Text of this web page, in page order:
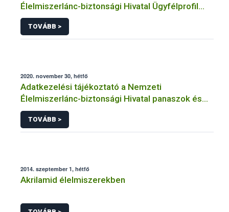
Élelmiszerlánc-biztonsági Hivatal Ügyfélprofil
Rendszerben kistermelői tevékenység
témakörben intézhető közhatalmi eljárásaihoz
kapcsolódó adatkezeléséhez
TOVÁBB >
2020. november 30, hétfő
Adatkezelési tájékoztató a Nemzeti
Élelmiszerlánc-biztonsági Hivatal panaszok és
közérdekű bejelentések kezeléséhez
kapcsolódó adatkezeléséhez
TOVÁBB >
2014. szeptember 1, hétfő
Akrilamid élelmiszerekben